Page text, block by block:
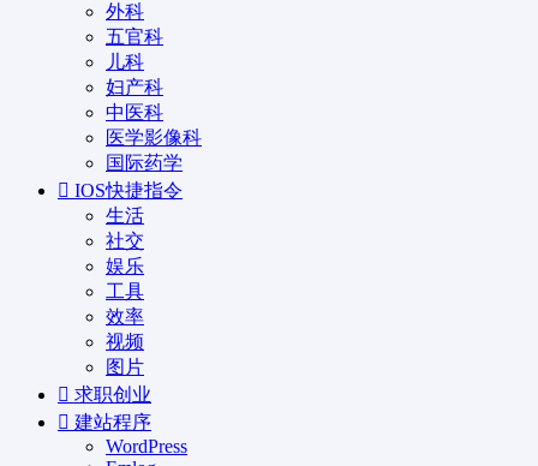
外科
五官科
儿科
妇产科
中医科
医学影像科
国际药学
IOS快捷指令
生活
社交
娱乐
工具
效率
视频
图片
求职创业
建站程序
WordPress